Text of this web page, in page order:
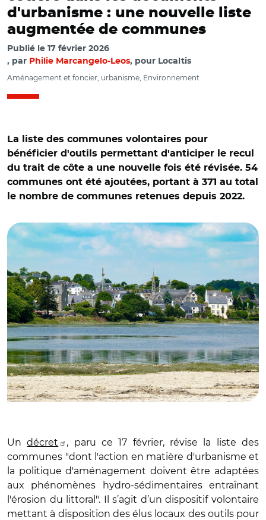
d'urbanisme : une nouvelle liste
augmentée de communes
Publié le 17 février 2026
par Philie Marcangelo-Leos, pour Localtis
Aménagement et foncier, urbanisme, Environnement
La liste des communes volontaires pour
bénéficier d'outils permettant d'anticiper le recul
du trait de côte a une nouvelle fois été révisée. 54
communes ont été ajoutées, portant à 371 au total
le nombre de communes retenues depuis 2022.
Undécret
, paru ce 17 février, révise la liste des
communes "dont l'action en matière d'urbanisme et
la politique d'aménagement doivent être adaptées
aux phénomènes hydro-sédimentaires entraînant
l'érosion du littoral". Il s’agit d’un dispositif volontaire
mettant à disposition des élus locaux des outils pour